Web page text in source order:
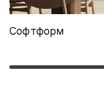
Софтформ